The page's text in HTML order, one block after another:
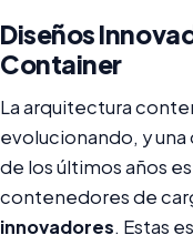
Diseños
Container
La arquitectura
evolucionando, y
de los últimos años
contenedores de
innovadores. Estas